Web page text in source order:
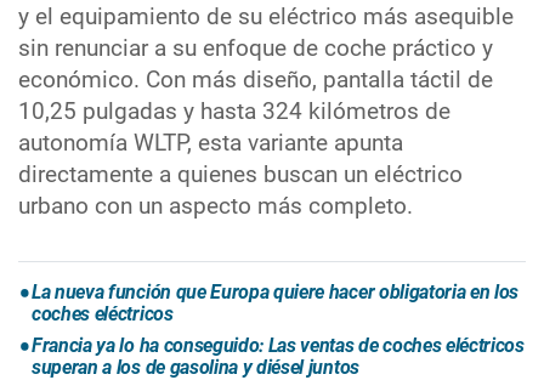
y el equipamiento de su eléctrico más asequible
sin renunciar a su enfoque de coche práctico y
económico. Con más diseño, pantalla táctil de
10,25 pulgadas y hasta 324 kilómetros de
autonomía WLTP, esta variante apunta
directamente a quienes buscan un eléctrico
urbano con un aspecto más completo.
La nueva función que Europa quiere hacer obligatoria en los
coches eléctricos
Francia ya lo ha conseguido: Las ventas de coches eléctricos
superan a los de gasolina y diésel juntos